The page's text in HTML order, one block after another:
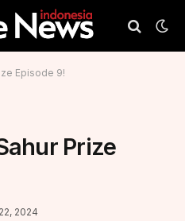
Episode 9!
Prize
2024